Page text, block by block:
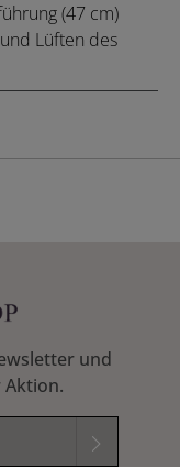
(47 cm)
Lüften des
und
Aktion.